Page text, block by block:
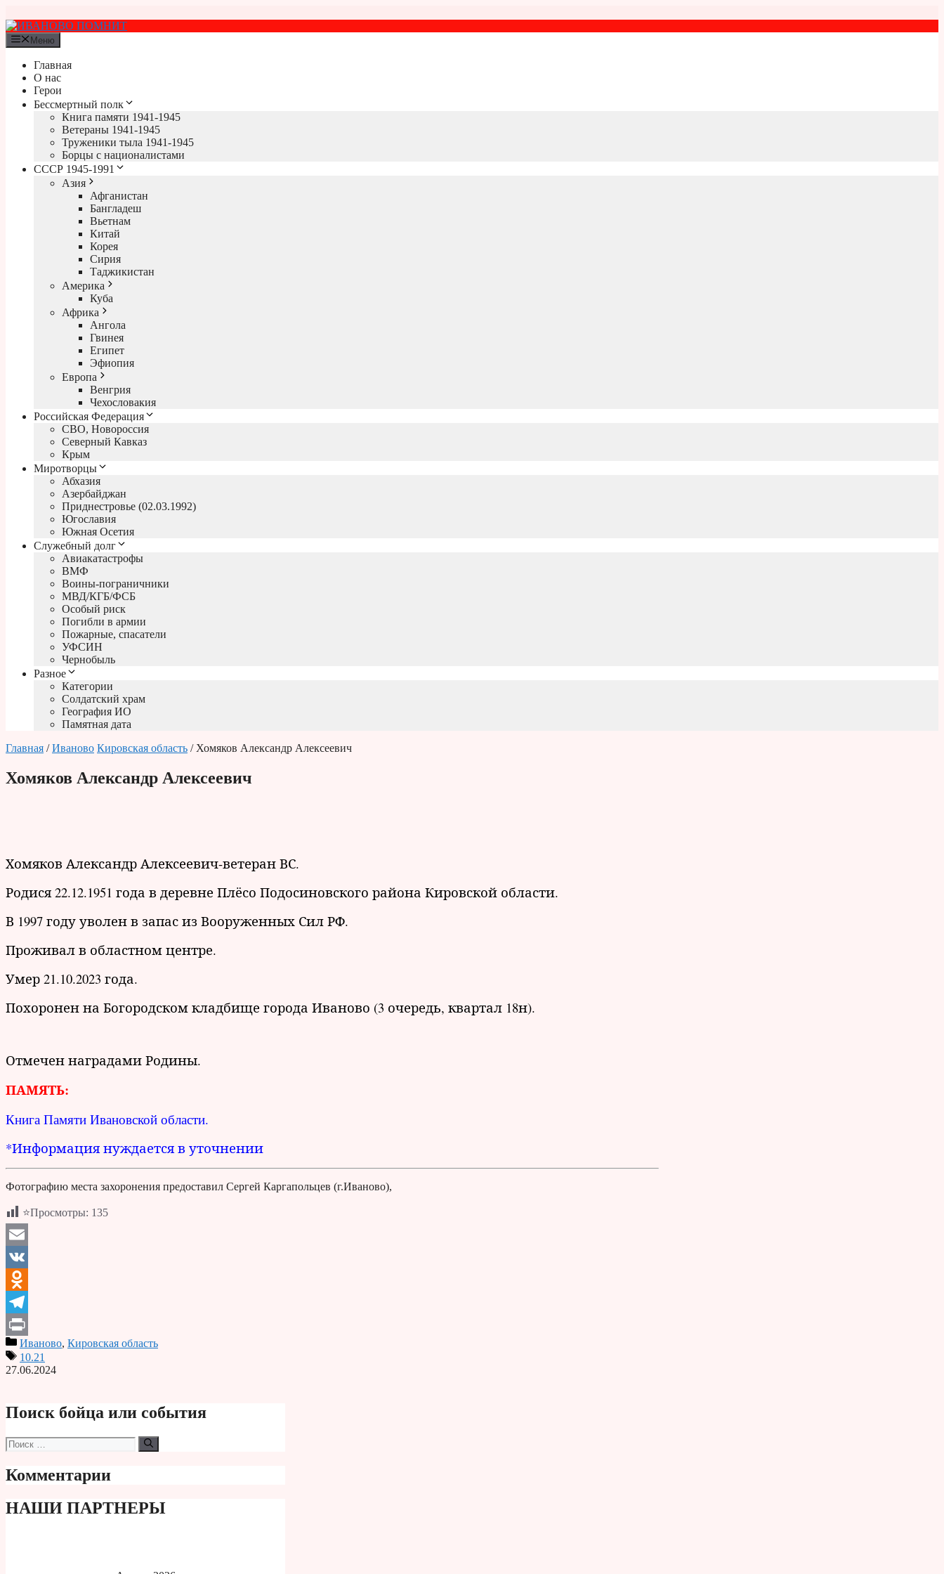
к
содержимому
Меню
Главная
О нас
Герои
Бессмертный полк
Книга памяти 1941-1945
Ветераны 1941-1945
Труженики тыла 1941-1945
Борцы с националистами
СССР 1945-1991
Азия
Афганистан
Бангладеш
Вьетнам
Китай
Корея
Сирия
Таджикистан
Америка
Куба
Африка
Ангола
Гвинея
Египет
Эфиопия
Европа
Венгрия
Чехословакия
Российская Федерация
СВО, Новороссия
Северный Кавказ
Крым
Миротворцы
Абхазия
Азербайджан
Приднестровье (02.03.1992)
Югославия
Южная Осетия
Служебный долг
Авиакатастрофы
ВМФ
Воины-пограничники
МВД/КГБ/ФСБ
Особый риск
Погибли в армии
Пожарные, спасатели
УФСИН
Чернобыль
Разное
Категории
Солдатский храм
География ИО
Памятная дата
Главная /Иваново Кировская область / Хомяков Александр Алексеевич
Хомяков Александр Алексеевич
Хомяков Александр Алексеевич-ветеран ВС.
Родися 22.12.1951 года в деревне Плёсо Подосиновского района Кировской области.
В 1997 году уволен в запас из Вооруженных Сил РФ.
Проживал в областном центре.
Умер 21.10.2023 года.
Похоронен на Богородском кладбище города Иваново (3 очередь, квартал 18н).
Отмечен наградами Родины.
ПАМЯТЬ:
Книга Памяти Ивановской области.
*Информация нуждается в уточнении
Фотографию места захоронения предоставил Сергей Каргапольцев (г.Иваново),
⭐Просмотры: 135
Email
VK
Odnoklassniki
Telegram
PrintИваново, Кировская область
10.21
27.06.2024
Поиск бойца или события
Поиск:
Комментарии
НАШИ ПАРТНЕРЫ